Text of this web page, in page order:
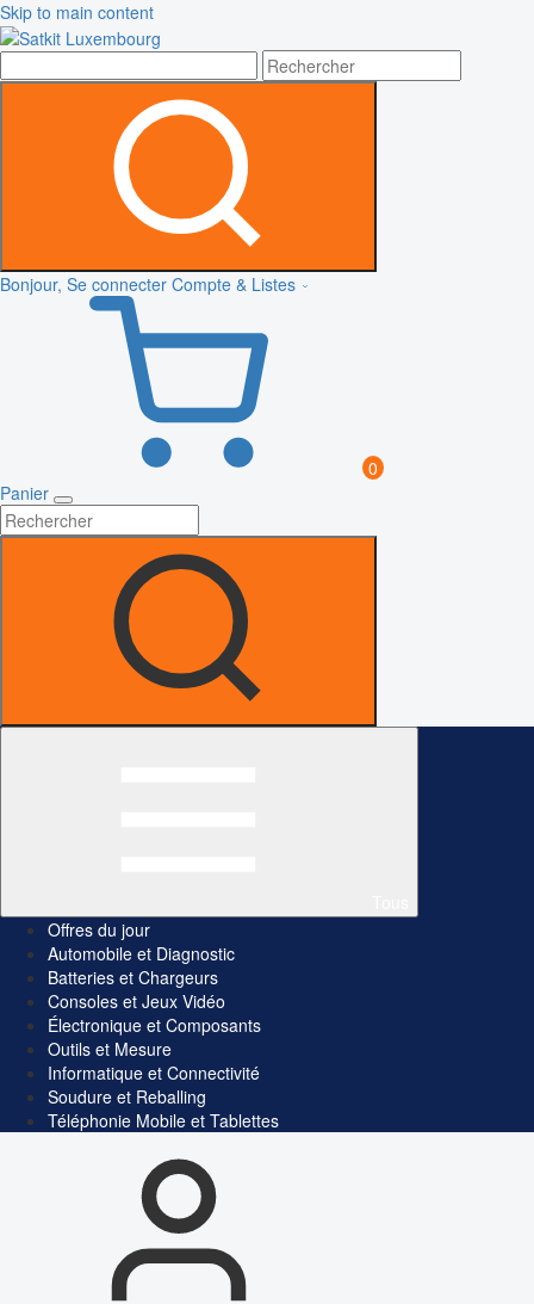
Skip to main content
Bonjour, Se connecter Compte & Listes
0
Panier
Offres du jour
Automobile et Diagnostic
Batteries et Chargeurs
Consoles et Jeux Vidéo
Électronique et Composants
Outils et Mesure
Informatique et Connectivité
Soudure et Reballing
Téléphonie Mobile et Tablettes